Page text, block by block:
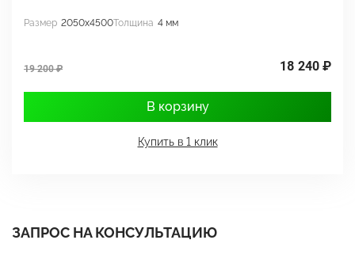
Размер 2050x4500Толщина 4 мм
19 200 ₽ 18 240 ₽
В корзину
Купить в 1 клик
ЗАПРОС НА КОНСУЛЬТАЦИЮ